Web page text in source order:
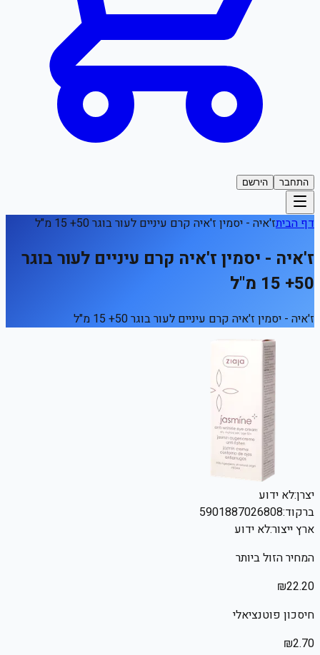
התחבר הירשם
דף הביתז'איה - יסמין ז'איה קרם עיניים לעור בוגר 50+ 15 מ"ל
ז'איה - יסמין ז'איה קרם עיניים לעור בוגר
50+ 15 מ"ל
ז'איה - יסמין ז'איה קרם עיניים לעור בוגר 50+ 15 מ"ל
יצרן:לא ידוע
ברקוד:5901887026808
ארץ ייצור:לא ידוע
המחיר הזול ביותר
₪22.20
חיסכון פוטנציאלי
₪2.70